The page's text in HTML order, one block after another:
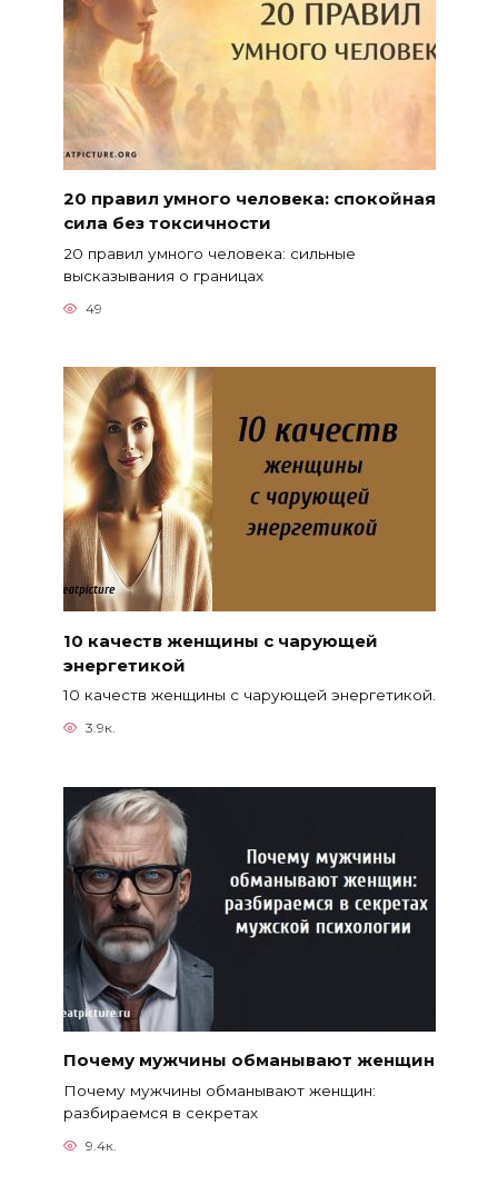
20 правил умного человека: спокойная
сила без токсичности
20 правил умного человека: сильные
высказывания о границах
49
10 качеств женщины с чарующей
энергетикой
10 качеств женщины с чарующей энергетикой.
3.9к.
Почему мужчины обманывают женщин
Почему мужчины обманывают женщин:
разбираемся в секретах
9.4к.